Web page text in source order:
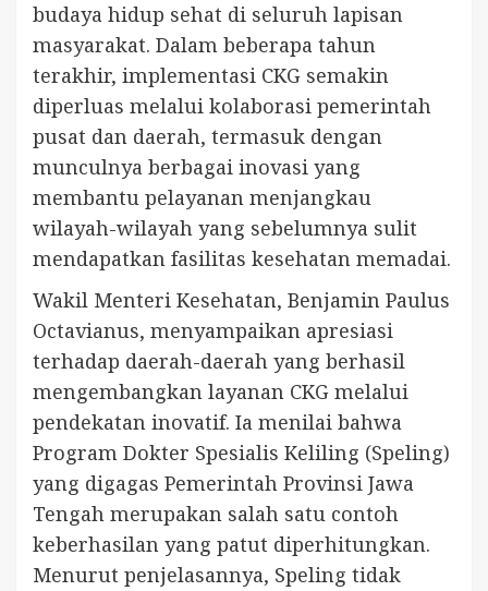
budaya hidup sehat di seluruh lapisan
masyarakat. Dalam beberapa tahun
terakhir, implementasi CKG semakin
diperluas melalui kolaborasi pemerintah
pusat dan daerah, termasuk dengan
munculnya berbagai inovasi yang
membantu pelayanan menjangkau
wilayah-wilayah yang sebelumnya sulit
mendapatkan fasilitas kesehatan memadai.
Wakil Menteri Kesehatan, Benjamin Paulus
Octavianus, menyampaikan apresiasi
terhadap daerah-daerah yang berhasil
mengembangkan layanan CKG melalui
pendekatan inovatif. Ia menilai bahwa
Program Dokter Spesialis Keliling (Speling)
yang digagas Pemerintah Provinsi Jawa
Tengah merupakan salah satu contoh
keberhasilan yang patut diperhitungkan.
Menurut penjelasannya, Speling tidak